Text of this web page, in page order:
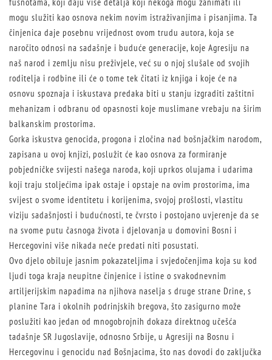
mogu služiti kao osnova nekim novim istraživanjima i pisanjima. Ta
činjenica daje posebnu vrijednost ovom trudu autora, koja se
naročito odnosi na sadašnje i buduće generacije, koje Agresiju na
naš narod i zemlju nisu preživjele, već su o njoj slušale od svojih
roditelja i rodbine ili će o tome tek čitati iz knjiga i koje će na
osnovu spoznaja i iskustava predaka biti u stanju izgraditi zaštitni
mehanizam i odbranu od opasnosti koje muslimane vrebaju na širim
balkanskim prostorima.
Gorka iskustva genocida, progona i zločina nad bošnjačkim narodom,
zapisana u ovoj knjizi, poslužit će kao osnova za formiranje
pobjedničke svijesti našega naroda, koji uprkos olujama i udarima
koji traju stoljećima ipak ostaje i opstaje na ovim prostorima, ima
svijest o svome identitetu i korijenima, svojoj prošlosti, vlastitu
viziju sadašnjosti i budućnosti, te čvrsto i postojano uvjerenje da se
na svome putu časnoga života i djelovanja u domovini Bosni i
Hercegovini više nikada neće predati niti posustati.
Ovo djelo obiluje jasnim pokazateljima i svjedočenjima koja su kod
ljudi toga kraja neupitne činjenice i istine o svakodnevnim
artiljerijskim napadima na njihova naselja s druge strane Drine, s
planine Tara i okolnih podrinjskih bregova, što zasigurno može
poslužiti kao jedan od mnogobrojnih dokaza direktnog učešća
tadašnje SR Jugoslavije, odnosno Srbije, u Agresiji na Bosnu i
Hercegovinu i genocidu nad Bošnjacima, što nas dovodi do zaključka